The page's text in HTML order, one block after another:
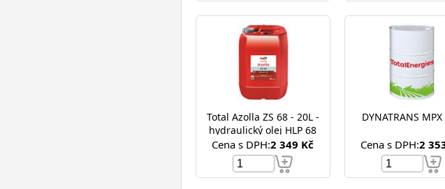
Total Azolla ZS 68 - 20L -
hydraulický olej HLP 68
Cena s DPH:2 349 Kč Cena s DPH:2